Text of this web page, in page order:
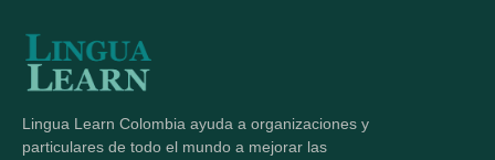
Lingua Learn Colombia ayuda a organizaciones y
particulares de todo el mundo a mejorar las